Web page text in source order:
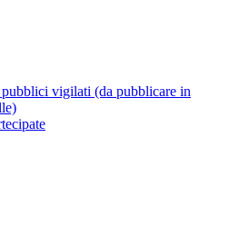
vigilati (da pubblicare in